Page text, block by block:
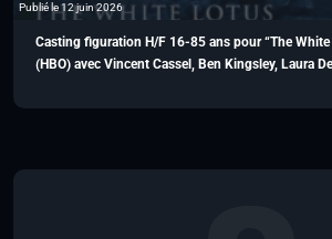
Publié le 12 juin 2026
Casting figuration H/F 16-85 ans pour “The
(HBO) avec Vincent Cassel, Ben Kingsley, Laura